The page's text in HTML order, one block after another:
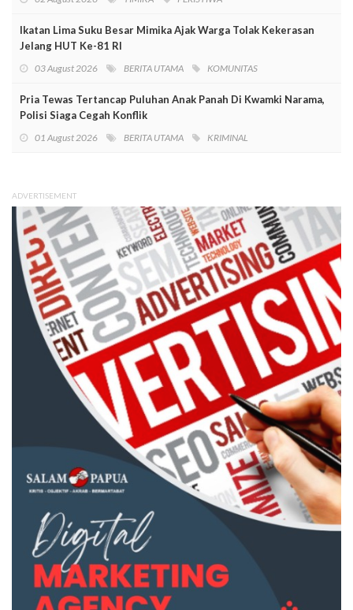
Ikatan Lima Suku Besar Mimika Ajak Warga Tolak Kekerasan
Jelang HUT Ke-81 RI
03 August 2026 BERITA UTAMA KOMUNITAS
Pria Tewas Tertancap Puluhan Anak Panah Di Kwamki Narama,
Polisi Siaga Cegah Konflik
01 August 2026 BERITA UTAMA KRIMINAL
ADVERTISEMENT